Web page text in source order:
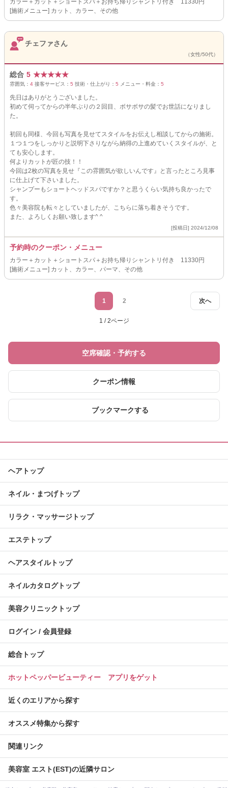
カラー＋カット＋ショートスパ＋お持ち帰りシャントリ付き 11330円
[施術メニュー] カット、カラー、その他
チェファさん
（女性/50代）
総合 5 ★★★★★
雰囲気： 4 接客サービス： 5 技術・仕上がり： 5 メニュー・料金： 5
先日はありがとうございました。
初めて伺ってからの半年ぶりの２回目、ボサボサの髪でお世話になりまし
た。
初回も同様、今回も写真を見せてスタイルをお伝えし相談してからの施術。
１つ１つをしっかりと説明下さりながら納得の上進めていくスタイルが、と
ても安心します。
何よりカットが匠の技！！
今回は2枚の写真を見せ『この雰囲気が欲しいんです』と言ったところ見事
に仕上げて下さいました。
シャンプーもショートヘッドスパですか？と思うくらい気持ち良かったで
す。
色々美容院も転々としていましたが、こちらに落ち着きそうです。
また、よろしくお願い致します^ ^
[投稿日] 2024/12/08
予約時のクーポン・メニュー
カラー＋カット＋ショートスパ＋お持ち帰りシャントリ付き 11330円
[施術メニュー] カット、カラー、パーマ、その他
次へ
1 2
1 / 2ページ
空席確認・予約する
クーポン情報
ブックマークする
ヘアトップ
ネイル・まつげトップ
リラク・マッサージトップ
エステトップ
ヘアスタイルトップ
ネイルカタログトップ
美容クリニックトップ
ログイン / 会員登録
総合トップ
ホットペッパービューティー アプリをゲット
近くのエリアから探す
オススメ特集から探す
関連リンク
美容室 エスト(EST)の近隣サロン